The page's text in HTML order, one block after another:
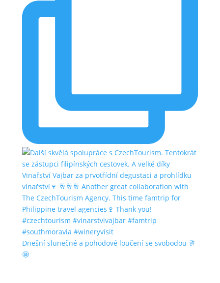
Dnešní slunečné a pohodové loučení se svobodou 🥂
🤩